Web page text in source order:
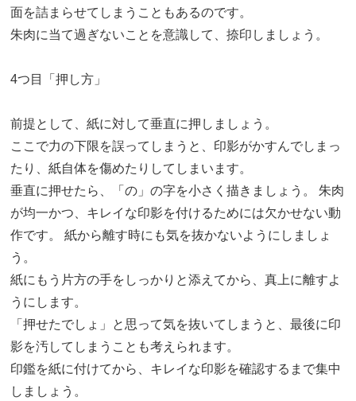
面を詰まらせてしまうこともあるのです。
朱肉に当て過ぎないことを意識して、捺印しましょう。
4つ目「押し方」
前提として、紙に対して垂直に押しましょう。
ここで力の下限を誤ってしまうと、印影がかすんでしまっ
たり、紙自体を傷めたりしてしまいます。
垂直に押せたら、「の」の字を小さく描きましょう。 朱肉
が均一かつ、キレイな印影を付けるためには欠かせない動
作です。 紙から離す時にも気を抜かないようにしましょ
う。
紙にもう片方の手をしっかりと添えてから、真上に離すよ
うにします。
「押せたでしょ」と思って気を抜いてしまうと、最後に印
影を汚してしまうことも考えられます。
印鑑を紙に付けてから、キレイな印影を確認するまで集中
しましょう。